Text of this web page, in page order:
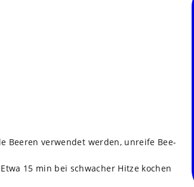
Bee­ren ver­wen­det wer­den, unreife Bee­
15 min bei schwa­cher Hitze kochen